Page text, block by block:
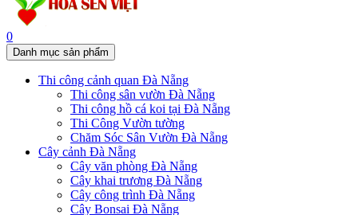
0
Danh mục sản phẩm
Thi công cảnh quan Đà Nẵng
Thi công sân vườn Đà Nẵng
Thi công hồ cá koi tại Đà Nẵng
Thi Công Vườn tường
Chăm Sóc Sân Vườn Đà Nẵng
Cây cảnh Đà Nẵng
Cây văn phòng Đà Nẵng
Cây khai trương Đà Nẵng
Cây công trình Đà Nẵng
Cây Bonsai Đà Nẵng